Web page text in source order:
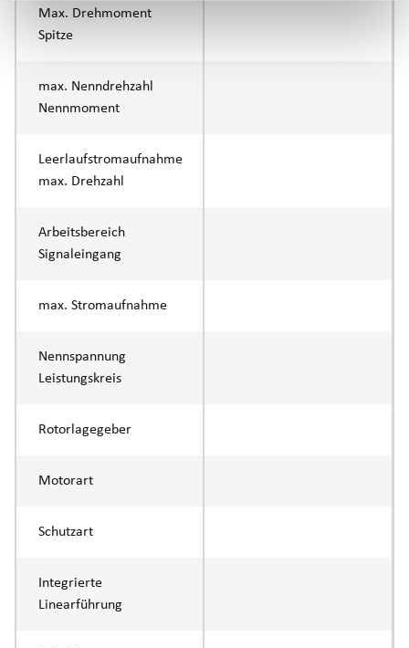
Max. Drehmoment
Spitze
max. Nenndrehzahl
Nennmoment
Leerlaufstromaufnahme
max. Drehzahl
Arbeitsbereich
Signaleingang
max. Stromaufnahme
Nennspannung
Leistungskreis
Rotorlagegeber
Motorart
Schutzart
Integrierte
Linearführung